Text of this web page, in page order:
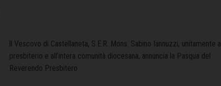
ll Vescovo di Castellaneta, S.E.R. Mons. Sabino Iannuzzi, unitamente al
presbiterio e all’intera comunità diocesana, annuncia la Pasqua del
Reverendo Presbitero